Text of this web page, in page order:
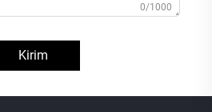
0/1000
Kirim